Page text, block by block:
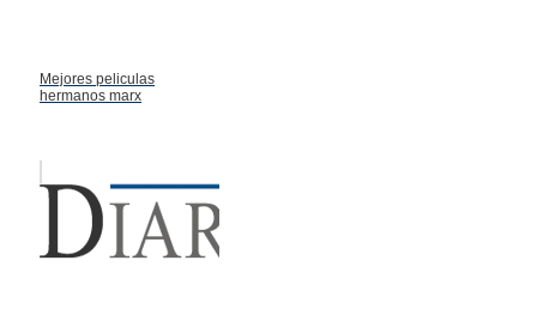
Mejores peliculas
hermanos marx